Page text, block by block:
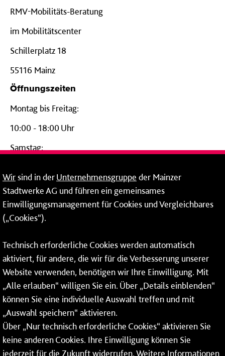
RMV-Mobilitäts-Beratung
im Mobilitätscenter
Schillerplatz 18
55116 Mainz
Öffnungszeiten
Montag bis Freitag:
10:00 - 18:00 Uhr
Samstag:
24-Stunden-Telefon*
06131 – 12 77 77
Fax: 06131 – 12 66 66
* Montags bis freitags bis 7 und ab 18 Uhr sowie an
Wochenenden und Feiertagen ganztags werden Ihre
Anrufe je nach Themenauswahl an ein Callcenter des
RMV oder von nextbike weitergeleitet. Dort erhalten Sie
ausschließlich Auskünfte zum Fahrplan bzw. zu
meinRad.
Wirsind in derUnternehmensgruppe der Mainzer
Stadtwerke AG und führen ein gemeinsames
Einwilligungsmanagement für Cookies und Vergleichbares
(„Cookies“).
Technisch erforderliche Cookies werden automatisch
aktiviert, für andere, die wir für die Verbesserung unserer
Website verwenden, benötigen wir Ihre Einwilligung. Mit
„Alle erlauben“ willigen Sie ein. Über „Details einblenden“
können Sie eine individuelle Auswahl treffen und mit
„Auswahl speichern“ aktivieren.
Über „Nur technisch erforderliche Cookies“ aktivieren Sie
keine anderen Cookies. Ihre Einwilligung können Sie
jederzeit für die Zukunft widerrufen. Weitere Informationen